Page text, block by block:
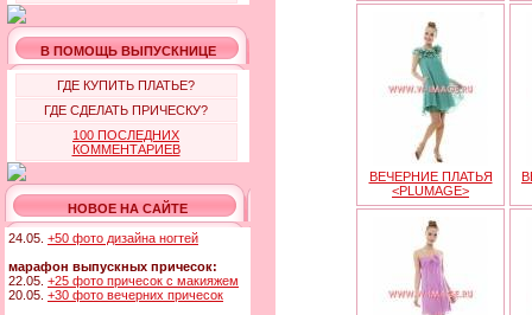
В ПОМОЩЬ ВЫПУСКНИЦЕ
ГДЕ КУПИТЬ ПЛАТЬЕ?
ГДЕ СДЕЛАТЬ ПРИЧЕСКУ?
100 ПОСЛЕДНИХ
КОММЕНТАРИЕВ
НОВОЕ НА САЙТЕ
24.05. +50 фото дизайна ногтей
марафон выпускных причесок:
22.05. +25 фото причесок с макияжем
20.05. +30 фото вечерних причесок
ВЕЧЕРНИЕ ПЛАТЬЯ
<PLUMAGE>